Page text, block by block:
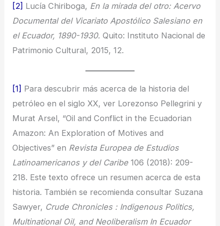
[2] Lucía Chiriboga, En la mirada del otro: Acervo
Documental del Vicariato Apostólico Salesiano en
el Ecuador, 1890-1930. Quito: Instituto Nacional de
Patrimonio Cultural, 2015, 12.
[1] Para descubrir más acerca de la historia del
petróleo en el siglo XX, ver Lorezonso Pellegrini y
Murat Arsel, “Oil and Conflict in the Ecuadorian
Amazon: An Exploration of Motives and
Objectives” en Revista Europea de Estudios
Latinoamericanos y del Caribe 106 (2018): 209-
218. Este texto ofrece un resumen acerca de esta
historia. También se recomienda consultar Suzana
Sawyer, Crude Chronicles : Indigenous Politics,
Multinational Oil, and Neoliberalism In Ecuador